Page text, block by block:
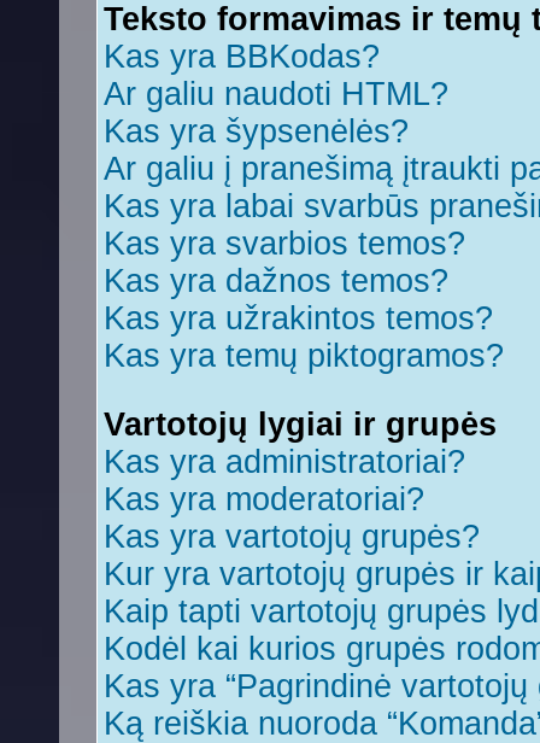
Teksto formavimas ir temų
Kas yra BBKodas?
Ar galiu naudoti HTML?
Kas yra šypsenėlės?
Ar galiu į pranešimą įtraukti
Kas yra labai svarbūs
Kas yra svarbios temos?
Kas yra dažnos temos?
Kas yra užrakintos temos?
Kas yra temų piktogramos?
Vartotojų lygiai ir grupės
Kas yra administratoriai?
Kas yra moderatoriai?
Kas yra vartotojų grupės?
Kur yra vartotojų grupės ir
Kaip tapti vartotojų grupės
Kodėl kai kurios grupės
Kas yra “Pagrindinė vartotojų
Ką reiškia nuoroda